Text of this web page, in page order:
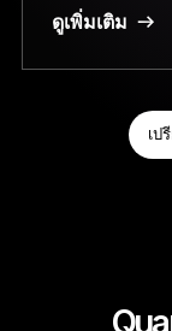
ดูเพิ่มเติม
เป